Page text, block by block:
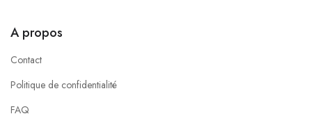
A propos
Contact
Politique de confidentialité
FAQ